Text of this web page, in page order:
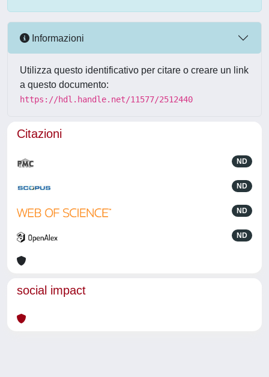
Informazioni
Utilizza questo identificativo per citare o creare un link
a questo documento:
https://hdl.handle.net/11577/2512440
Citazioni
ND
ND
ND
ND
social impact